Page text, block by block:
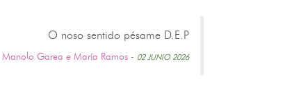
O noso sentido pésame D.E.P
Manolo Garea e María Ramos - 02 JUNIO 2026